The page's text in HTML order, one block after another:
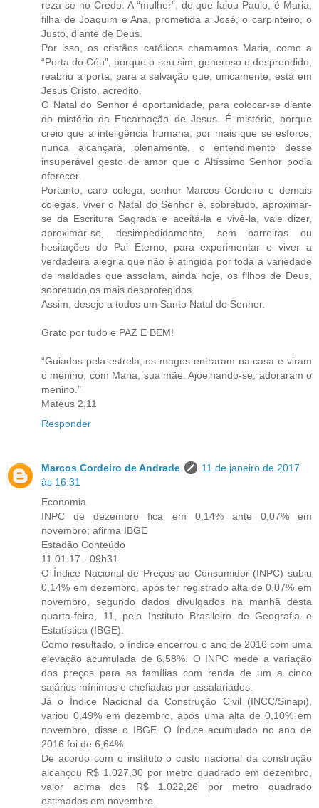
reza-se no Credo. A “mulher”, de que falou Paulo, é Maria,
filha de Joaquim e Ana, prometida a José, o carpinteiro, o
Justo, diante de Deus.
Por isso, os cristãos católicos chamamos Maria, como a
“Porta do Céu”, porque o seu sim, generoso e desprendido,
reabriu a porta, para a salvação que, unicamente, está em
Jesus Cristo, acredito.
O Natal do Senhor é oportunidade, para colocar-se diante
do mistério da Encarnação de Jesus. É mistério, porque
creio que a inteligência humana, por mais que se esforce,
nunca alcançará, plenamente, o entendimento desse
insuperável gesto de amor que o Altíssimo Senhor podia
oferecer.
Portanto, caro colega, senhor Marcos Cordeiro e demais
colegas, viver o Natal do Senhor é, sobretudo, aproximar-
se da Escritura Sagrada e aceitá-la e vivê-la, vale dizer,
aproximar-se, desimpedidamente, sem barreiras ou
hesitações do Pai Eterno, para experimentar e viver a
verdadeira alegria que não é atingida por toda a variedade
de maldades que assolam, ainda hoje, os filhos de Deus,
sobretudo,os mais desprotegidos.
Assim, desejo a todos um Santo Natal do Senhor.
Grato por tudo e PAZ E BEM!
“Guiados pela estrela, os magos entraram na casa e viram
o menino, com Maria, sua mãe. Ajoelhando-se, adoraram o
menino.”
Mateus 2,11
Responder
Marcos Cordeiro de Andrade
11 de janeiro de 2017
às 16:31
Economia
INPC de dezembro fica em 0,14% ante 0,07% em
novembro; afirma IBGE
Estadão Conteúdo
11.01.17 - 09h31
O Índice Nacional de Preços ao Consumidor (INPC) subiu
0,14% em dezembro, após ter registrado alta de 0,07% em
novembro, segundo dados divulgados na manhã desta
quarta-feira, 11, pelo Instituto Brasileiro de Geografia e
Estatística (IBGE).
Como resultado, o índice encerrou o ano de 2016 com uma
elevação acumulada de 6,58%. O INPC mede a variação
dos preços para as famílias com renda de um a cinco
salários mínimos e chefiadas por assalariados.
Já o Índice Nacional da Construção Civil (INCC/Sinapi),
variou 0,49% em dezembro, após uma alta de 0,10% em
novembro, disse o IBGE. O índice acumulado no ano de
2016 foi de 6,64%.
De acordo com o instituto o custo nacional da construção
alcançou R$ 1.027,30 por metro quadrado em dezembro,
valor acima dos R$ 1.022,26 por metro quadrado
estimados em novembro.